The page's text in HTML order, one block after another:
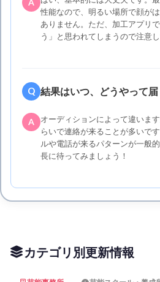
性能なので、明るい場所で顔が
ありません。ただ、加工アプリ
う」と思われてしまうので注意し
Q 結果はいつ、どうやって届
A
オーディションによって違いま
らいで連絡が来ることが多いで
ルや電話が来るパターンが一般
長に待ってみましょう！
カテゴリ別更新情報